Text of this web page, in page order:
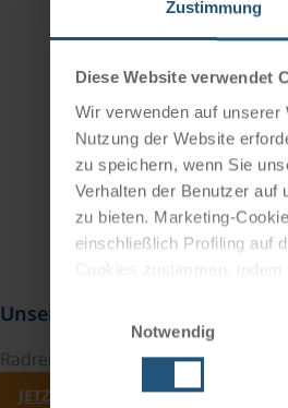
Zustimmung
Diese Website verwendet
Wir verwenden auf
Nutzung der Website
zu speichern, wenn Sie
Verhalten der Benutzer auf
zu bieten. Marketing-
einschließlich Profiling auf
Impressum Datenschutz
Notwendig
Unsere Reisekataloge
Radreisen, Kreuzfahrten und
JETZT KOSTENFREI BESTELLEN